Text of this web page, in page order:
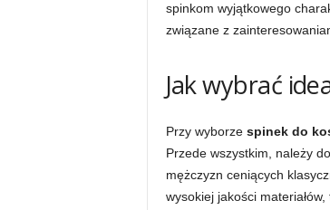
spinkom wyjątkowego
związane z
Jak wybrać
Przy wyborze spinek do
Przede wszystkim, należy
mężczyzn ceniących
wysokiej jakości